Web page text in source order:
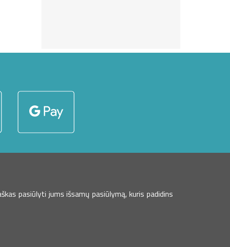
pasiūlyti jums išsamų pasiūlymą, kuris padidins